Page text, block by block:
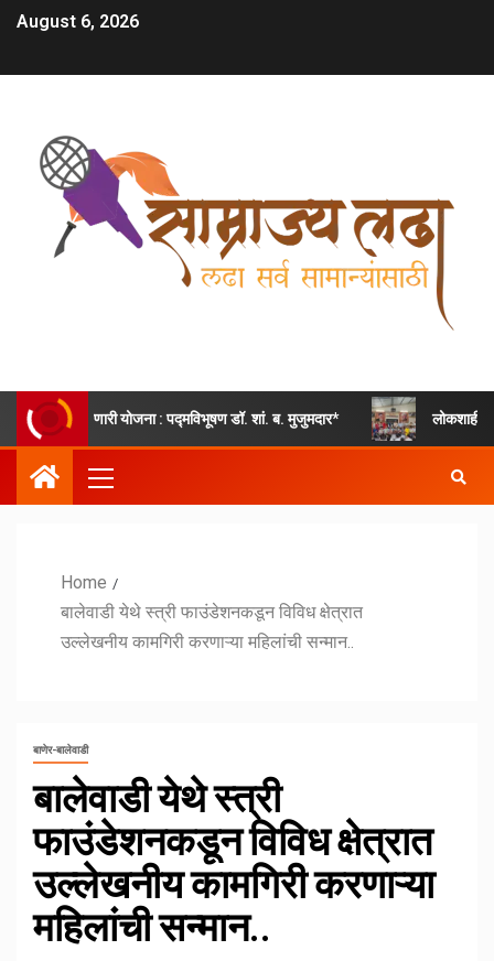
August 6, 2026
योजना : पद्मविभूषण डॉ. शां. ब. मुजुमदार* लोकशाही संस्कारांचा
Home
बालेवाडी येथे स्त्री फाउंडेशनकडून विविध क्षेत्रात
उल्लेखनीय कामगिरी करणाऱ्या महिलांची सन्मान..
बाणेर-बालेवाडी
बालेवाडी येथे स्त्री
फाउंडेशनकडून विविध क्षेत्रात
उल्लेखनीय कामगिरी करणाऱ्या
महिलांची सन्मान..